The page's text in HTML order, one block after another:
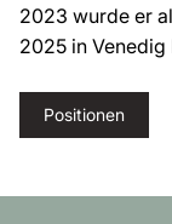
2023 wurde er
2025 in Venedig
Positionen